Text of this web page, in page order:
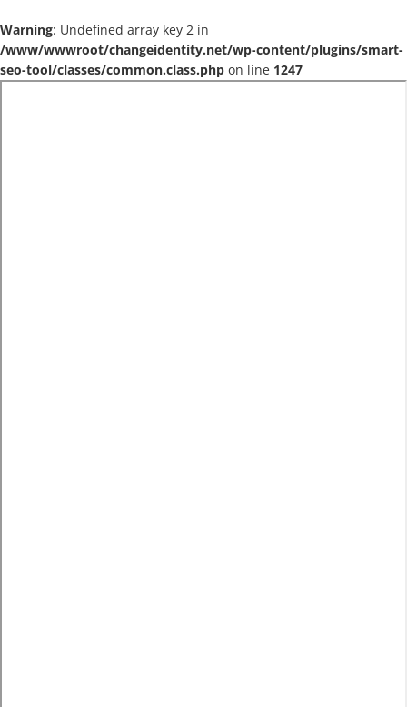
Warning: Undefined array key 2 in
/www/wwwroot/changeidentity.net/wp-content/plugins/smart-
seo-tool/classes/common.class.php on line 1247